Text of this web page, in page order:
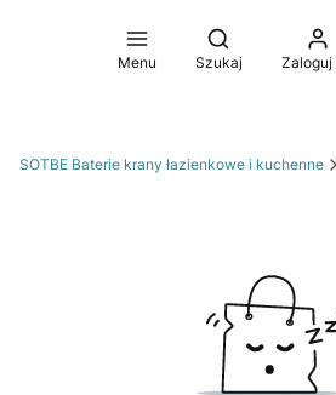
Menu
Otwórz
Szukaj Zaloguj
SOTBE Baterie krany łazienkowe i kuchenne